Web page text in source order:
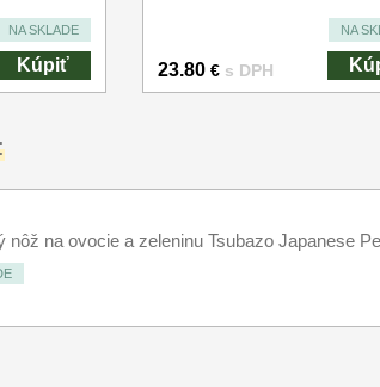
NA SKLADE
Kúpiť
NA
23.80 € s DPH
nôž na ovocie a zeleninu Tsubazo Japanese